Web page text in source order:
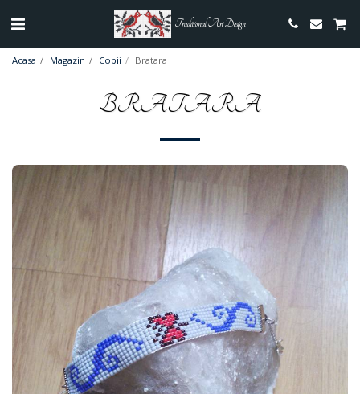
Traditional Art Design
Acasa Magazin Copii Bratara
BRATARA